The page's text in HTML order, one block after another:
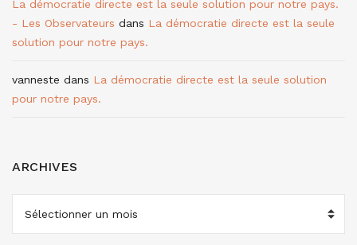
La démocratie directe est la seule solution pour notre pays.
- Les Observateurs dans La démocratie directe est la seule
solution pour notre pays.
vanneste dans La démocratie directe est la seule solution
pour notre pays.
ARCHIVES